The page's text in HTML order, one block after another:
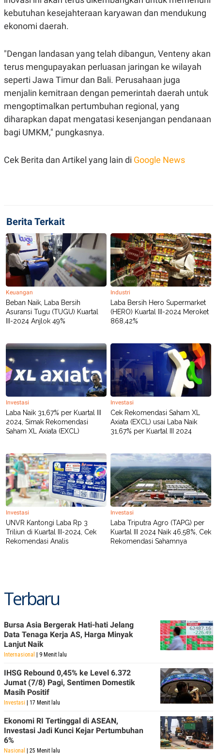
C
A
D
E
L
E
A
S
D
L
A
N
G
A
N
A
N
A
K
I
N
E
J
E
M
N
RT
S
I
N
G
K
G
M
E
D
I
A
D
SITEMAP PROFILE TERM
OF
USE
PEDOMAN
PEMBERITAAN
SIBER
PRIVACY
kebutuhan kesejahteraan karyawan dan mendukung
ekonomi daerah.
"Dengan landasan yang telah dibangun, Venteny akan
terus mengupayakan perluasan jaringan ke wilayah
seperti Jawa Timur dan Bali. Perusahaan juga
menjalin kemitraan dengan pemerintah daerah untuk
mengoptimalkan pertumbuhan regional, yang
diharapkan dapat mengatasi kesenjangan pendanaan
bagi UMKM," pungkasnya.
Cek Berita dan Artikel yang lain di Google News
Berita Terkait
Keuangan
Beban Naik, Laba Bersih
Asuransi Tugu (TUGU) Kuartal
III-2024 Anjlok 49%
Industri
Laba Bersih Hero Supermarket
(HERO) Kuartal III-2024 Meroket
868,42%
Investasi
Laba Naik 31,67% per Kuartal III
2024, Simak Rekomendasi
Saham XL Axiata (EXCL)
Investasi
Cek Rekomendasi Saham XL
Axiata (EXCL) usai Laba Naik
31,67% per Kuartal III 2024
Investasi
UNVR Kantongi Laba Rp 3
Triliun di Kuartal III-2024, Cek
Rekomendasi Analis
Investasi
Laba Triputra Agro (TAPG) per
Kuartal III 2024 Naik 46,58%, Cek
Rekomendasi Sahamnya
Terbaru
Bursa Asia Bergerak Hati-hati Jelang
Data Tenaga Kerja AS, Harga Minyak
Lanjut Naik
Internasional | 9 Menit lalu
IHSG Rebound 0,45% ke Level 6.372
Jumat (7/8) Pagi, Sentimen Domestik
Masih Positif
Investasi | 17 Menit lalu
Ekonomi RI Tertinggal di ASEAN,
Investasi Jadi Kunci Kejar Pertumbuhan
6%
Nasional | 25 Menit lalu